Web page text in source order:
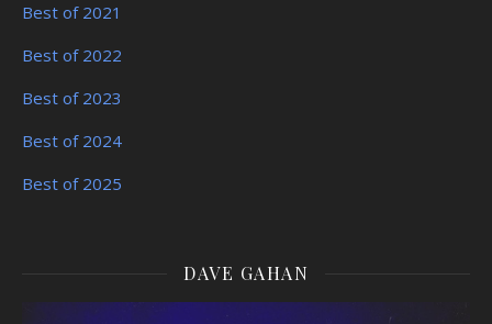
Best of 2021
Best of 2022
Best of 2023
Best of 2024
Best of 2025
DAVE GAHAN